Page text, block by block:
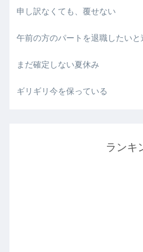
申し訳なくても、覆せない
午前の方のパートを退職したいと
まだ確定しない夏休み
ギリギリ今を保っている
ランキ